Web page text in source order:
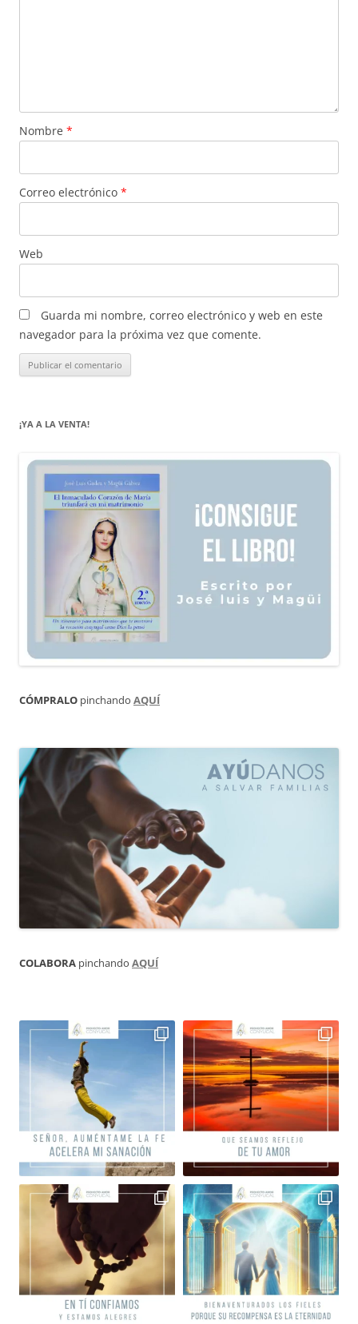
Nombre *
Correo electrónico *
Web
Guarda mi nombre, correo electrónico y web en este
navegador para la próxima vez que comente.
¡YA A LA VENTA!
CÓMPRALO pinchando AQUÍ
COLABORA pinchando AQUÍ